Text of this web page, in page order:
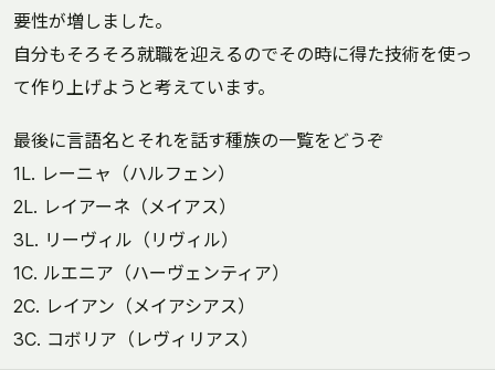
要性が増しました。
自分もそろそろ就職を迎えるのでその時に得た技術を使っ
て作り上げようと考えています。
最後に言語名とそれを話す種族の一覧をどうぞ
1L. レーニャ（ハルフェン）
2L. レイアーネ（メイアス）
3L. リーヴィル（リヴィル）
1C. ルエニア（ハーヴェンティア）
2C. レイアン（メイアシアス）
3C. コボリア（レヴィリアス）